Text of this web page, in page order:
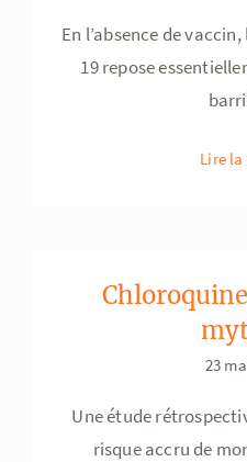
En l’absence de
19 repose
Lire
23
Une étude
risque accru de